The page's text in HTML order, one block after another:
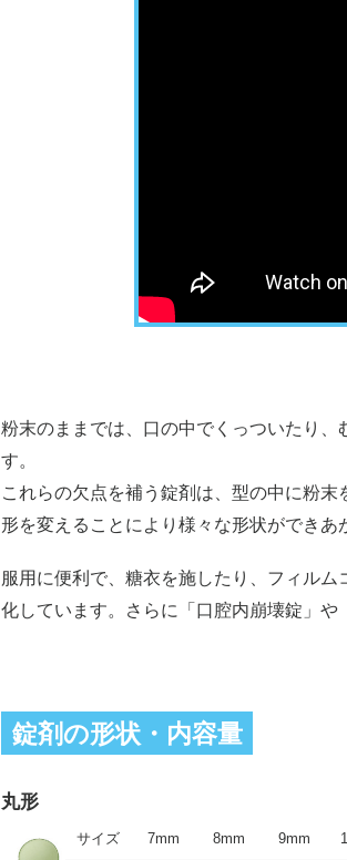
粉末のままでは、口の中でくっついたり、
す。
これらの欠点を補う錠剤は、型の中に粉末
形を変えることにより様々な形状ができあ
服用に便利で、糖衣を施したり、フィル
化しています。さらに「口腔内崩壊錠」や
錠剤の形状・内容量
丸形
サイズ 7mm 8mm 9mm